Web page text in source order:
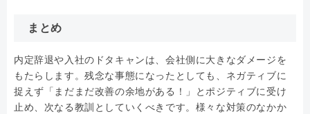
まとめ
内定辞退や入社のドタキャンは、会社側に大きなダメージを
もたらします。残念な事態になったとしても、ネガティブに
捉えず「まだまだ改善の余地がある！」とポジティブに受け
止め、次なる教訓としていくべきです。様々な対策のなかか